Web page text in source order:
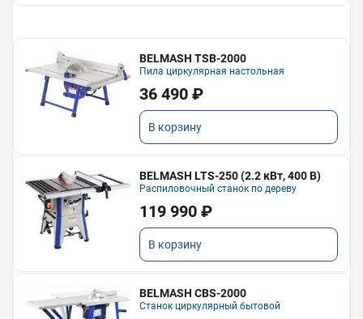
BELMASH TSB-2000
Пила циркулярная настольная
36 490 ₽
В корзину
BELMASH LTS-250 (2.2 кВт, 400 В)
Распиловочный станок по дереву
119 990 ₽
В корзину
BELMASH CBS-2000
Станок циркулярный бытовой